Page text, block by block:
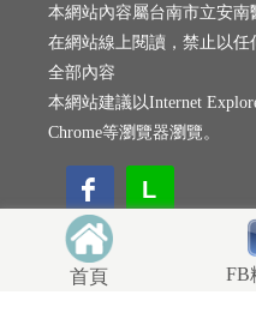
首頁 FB
本網站內容屬台南市立安
在網站線上閱讀，禁止以
全部內容
本網站建議以Internet
Chrome等瀏覽器瀏覽。
L